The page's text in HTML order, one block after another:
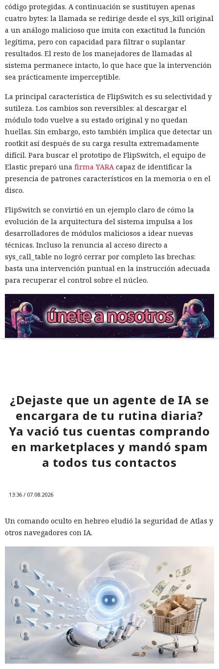
código protegidas. A continuación se sustituyen apenas
cuatro bytes: la llamada se redirige desde el sys_kill original
a un análogo malicioso que imita con exactitud la función
legítima, pero con capacidad para filtrar o suplantar
resultados. El resto de los manejadores de llamadas al
sistema permanece intacto, lo que hace que la intervención
sea prácticamente imperceptible.
La principal característica de FlipSwitch es su selectividad y
sutileza. Los cambios son reversibles: al descargar el
módulo todo vuelve a su estado original y no quedan
huellas. Sin embargo, esto también implica que detectar un
rootkit así después de su carga resulta extremadamente
difícil. Para buscar el prototipo de FlipSwitch, el equipo de
Elastic preparó una firma YARA capaz de identificar la
presencia de patrones característicos en la memoria o en el
disco.
FlipSwitch se convirtió en un ejemplo claro de cómo la
evolución de la arquitectura del sistema impulsa a los
desarrolladores de módulos maliciosos a idear nuevas
técnicas. Incluso la renuncia al acceso directo a
sys_call_table no logró cerrar por completo las brechas:
basta una intervención puntual en la instrucción adecuada
para recuperar el control sobre el núcleo.
¿Dejaste que un agente de IA se
encargara de tu rutina diaria?
Ya vació tus cuentas comprando
en marketplaces y mandó spam
a todos tus contactos
13:36 / 07.08.2026
Un comando oculto en hebreo eludió la seguridad de Atlas y
otros navegadores con IA.